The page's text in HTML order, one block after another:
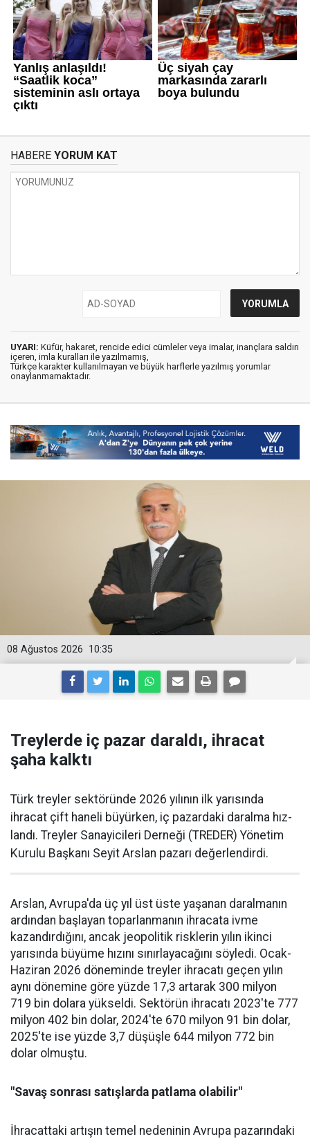
HABERE YORUM KAT
UYARI: Küfür, hakaret, rencide edici cümleler veya imalar, inançlara saldırı
içeren, imla kuralları ile yazılmamış,
Türkçe karakter kullanılmayan ve büyük harflerle yazılmış yorumlar
onaylanmamaktadır.
10:35
08 Ağustos 2026
Treylerde iç pazar daraldı, ihracat
şaha kalktı
Türk treyler sektöründe 2026 yılının ilk yarısın­da
ihracat çift haneli bü­yürken, iç pazardaki daralma hız­
landı. Treyler Sanayicileri Der­neği (TREDER) Yönetim
Kurulu Başkanı Seyit Arslan pazarı değerlendirdi.
Arslan, Avrupa'da üç yıl üst üste yaşanan daralma­nın
ardından başlayan toparlan­manın ihracata ivme
kazandır­dığını, ancak jeopolitik riskle­rin yılın ikinci
yarısında büyüme hızını sınırlayacağını söyledi. Ocak-
Haziran 2026 döneminde treyler ihracatı geçen yılın
aynı dönemine göre yüzde 17,3 artarak 300 milyon
719 bin dolara yüksel­di. Sektörün ihracatı 2023'te 777
milyon 402 bin dolar, 2024'te 670 milyon 91 bin dolar,
2025'te ise yüzde 3,7 düşüşle 644 milyon 772 bin
dolar olmuştu.
"Savaş sonrası satışlarda patlama olabilir"
İhracattaki artışın temel nede­ninin Avrupa pazarındaki